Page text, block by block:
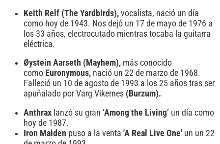
Keith Relf (The Yardbirds), vocalista, nació un día
como hoy de 1943. Nos dejó un 17 de mayo de 1976 a
los 33 años, electrocutado mientras tocaba la guitarra
eléctrica.
Øystein Aarseth (Mayhem), más conocido
como Euronymous, nació un 22 de marzo de 1968.
Falleció un 10 de agosto de 1993 a los 25 años tras ser
apuñalado por Varg Vikernes (Burzum).
Anthrax lanzó su gran ‘Among the Living’ un día como
hoy de 1987.
Iron Maiden puso a la venta 'A Real Live One' un un 22